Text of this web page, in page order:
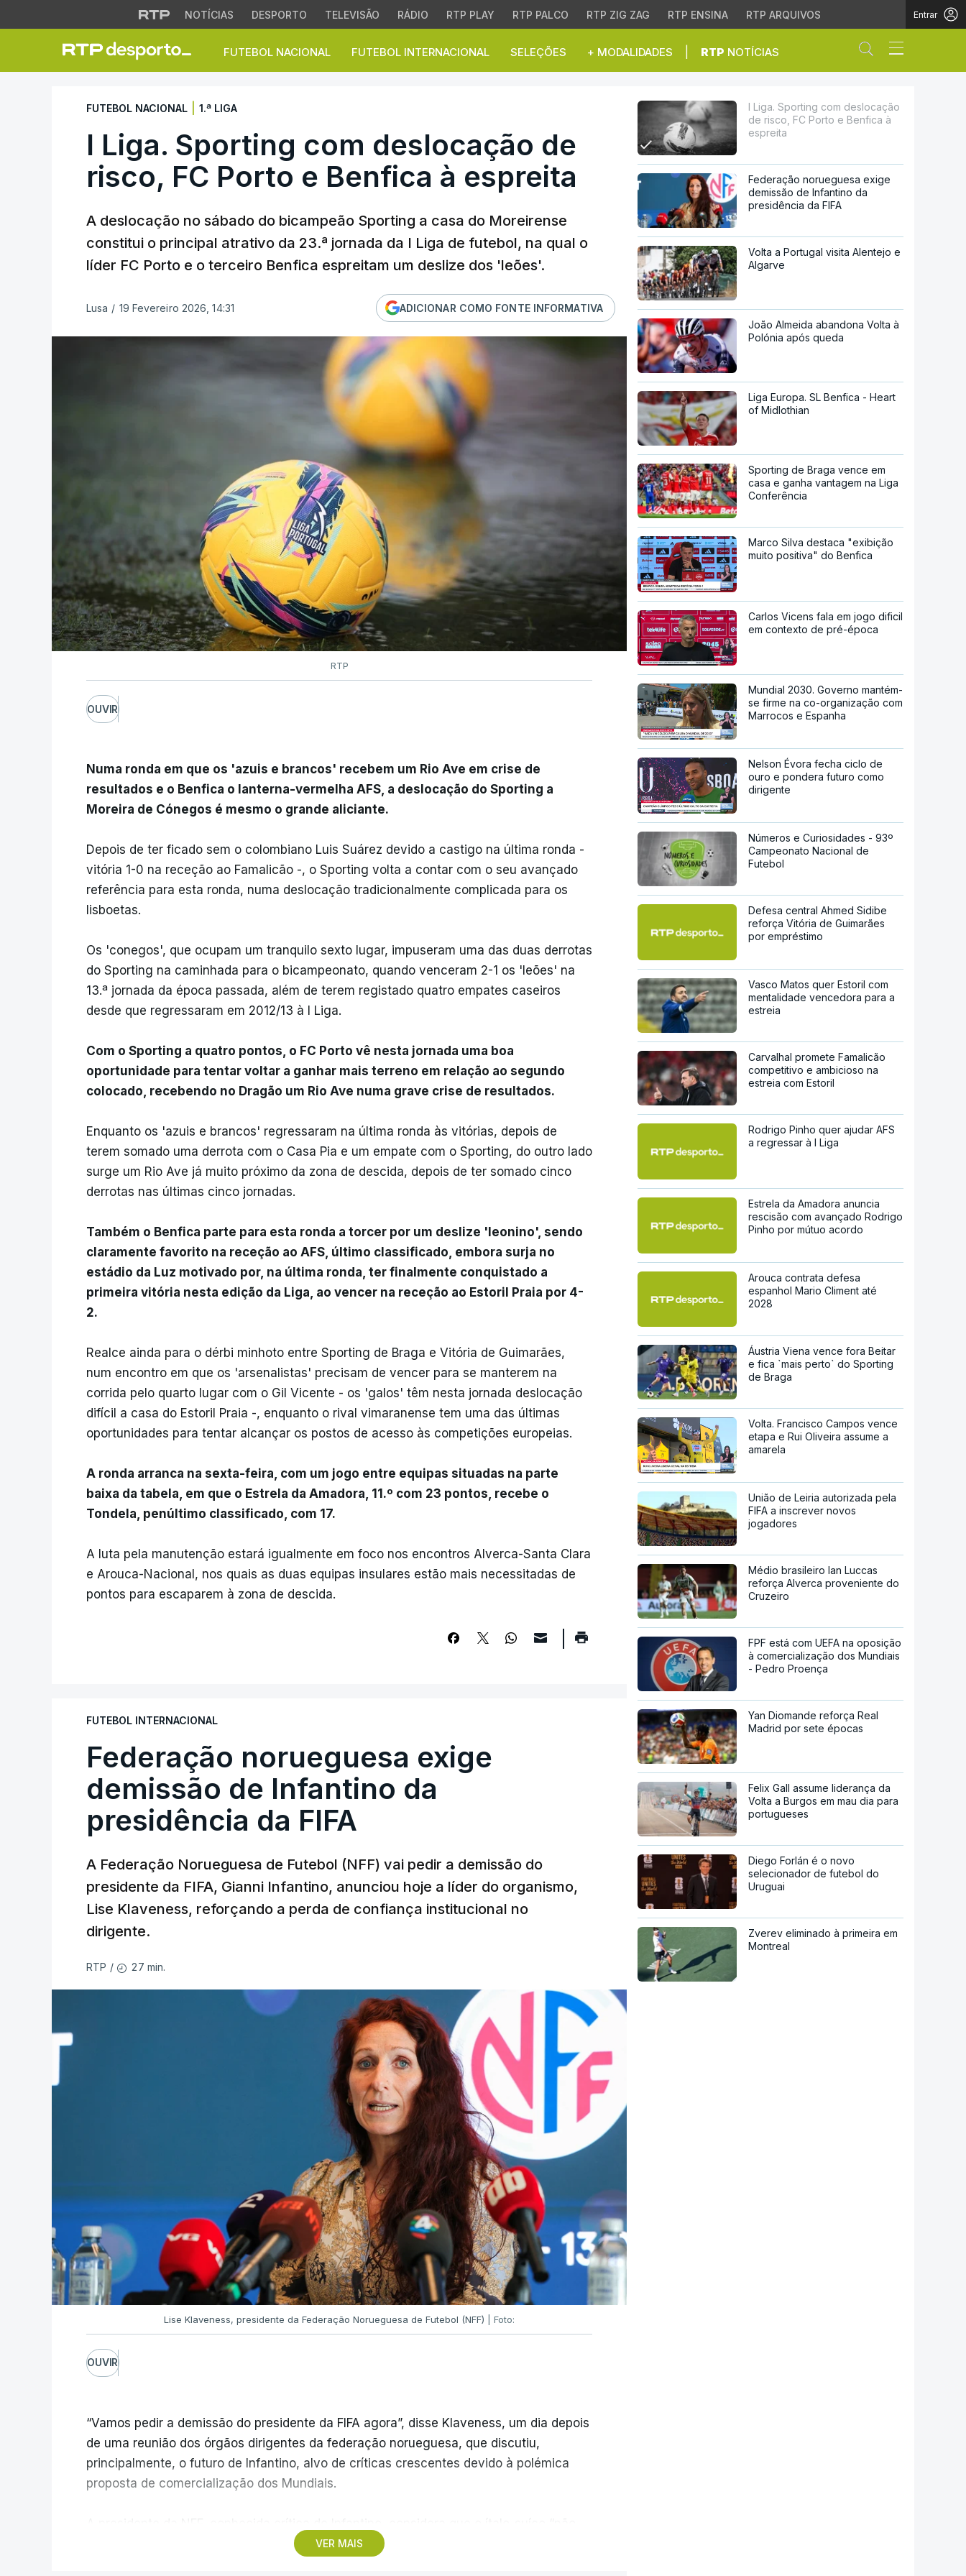
NOTÍCIAS DESPORTO TELEVISÃO RÁDIO RTP PLAY RTP PALCO RTP ZIG ZAG RTP ENSINA RTP ARQUIVOS Entrar
FUTEBOL NACIONAL FUTEBOL INTERNACIONAL SELEÇÕES + MODALIDADES RTP NOTÍCIAS Abrir campo
I Liga. Sporting com deslocação de risco, FC Porto e Benfica à
FUTEBOL NACIONAL 1.ª LIGA
I Liga. Sporting com deslocação de
risco, FC Porto e Benfica à espreita
A deslocação no sábado do bicampeão Sporting a casa do Moreirense
constitui o principal atrativo da 23.ª jornada da I Liga de futebol, na qual o
líder FC Porto e o terceiro Benfica espreitam um deslize dos 'leões'.
Lusa / 19 Fevereiro 2026, 14:31 ADICIONAR COMO FONTE INFORMATIVA
RTP
OUVIR
Numa ronda em que os 'azuis e brancos' recebem um Rio Ave em crise de
resultados e o Benfica o lanterna-vermelha AFS, a deslocação do Sporting a
Moreira de Cónegos é mesmo o grande aliciante.
Depois de ter ficado sem o colombiano Luis Suárez devido a castigo na última ronda -
vitória 1-0 na receção ao Famalicão -, o Sporting volta a contar com o seu avançado
referência para esta ronda, numa deslocação tradicionalmente complicada para os
lisboetas.
Os 'conegos', que ocupam um tranquilo sexto lugar, impuseram uma das duas derrotas
do Sporting na caminhada para o bicampeonato, quando venceram 2-1 os 'leões' na
13.ª jornada da época passada, além de terem registado quatro empates caseiros
desde que regressaram em 2012/13 à I Liga.
Com o Sporting a quatro pontos, o FC Porto vê nesta jornada uma boa
oportunidade para tentar voltar a ganhar mais terreno em relação ao segundo
colocado, recebendo no Dragão um Rio Ave numa grave crise de resultados.
Enquanto os 'azuis e brancos' regressaram na última ronda às vitórias, depois de
terem somado uma derrota com o Casa Pia e um empate com o Sporting, do outro lado
surge um Rio Ave já muito próximo da zona de descida, depois de ter somado cinco
derrotas nas últimas cinco jornadas.
Também o Benfica parte para esta ronda a torcer por um deslize 'leonino', sendo
claramente favorito na receção ao AFS, último classificado, embora surja no
estádio da Luz motivado por, na última ronda, ter finalmente conquistado a
primeira vitória nesta edição da Liga, ao vencer na receção ao Estoril Praia por 4-
2.
Realce ainda para o dérbi minhoto entre Sporting de Braga e Vitória de Guimarães,
num encontro em que os 'arsenalistas' precisam de vencer para se manterem na
corrida pelo quarto lugar com o Gil Vicente - os 'galos' têm nesta jornada deslocação
difícil a casa do Estoril Praia -, enquanto o rival vimaranense tem uma das últimas
oportunidades para tentar alcançar os postos de acesso às competições europeias.
A ronda arranca na sexta-feira, com um jogo entre equipas situadas na parte
baixa da tabela, em que o Estrela da Amadora, 11.º com 23 pontos, recebe o
Tondela, penúltimo classificado, com 17.
A luta pela manutenção estará igualmente em foco nos encontros Alverca-Santa Clara
e Arouca-Nacional, nos quais as duas equipas insulares estão mais necessitadas de
pontos para escaparem à zona de descida.
FUTEBOL INTERNACIONAL
Federação norueguesa exige
demissão de Infantino da
presidência da FIFA
A Federação Norueguesa de Futebol (NFF) vai pedir a demissão do
presidente da FIFA, Gianni Infantino, anunciou hoje a líder do organismo,
Lise Klaveness, reforçando a perda de confiança institucional no
dirigente.
RTP / 27 min.
Lise Klaveness, presidente da Federação Norueguesa de Futebol (NFF) | Foto:
OUVIR
VER MAIS
“Vamos pedir a demissão do presidente da FIFA agora”, disse Klaveness, um dia depois
de uma reunião dos órgãos dirigentes da federação norueguesa, que discutiu,
principalmente, o futuro de Infantino, alvo de críticas crescentes devido à polémica
proposta de comercialização dos Mundiais.
possui a confiança institucional necessária para liderar a FIFA de forma estável no
I Liga. Sporting com deslocação
de risco, FC Porto e Benfica à
espreita
Federação norueguesa exige
demissão de Infantino da
presidência da FIFA
Volta a Portugal visita Alentejo e
Algarve
João Almeida abandona Volta à
Polónia após queda
Liga Europa. SL Benfica - Heart
of Midlothian
Sporting de Braga vence em
casa e ganha vantagem na Liga
Conferência
Marco Silva destaca "exibição
muito positiva" do Benfica
Carlos Vicens fala em jogo dificil
em contexto de pré-época
Mundial 2030. Governo mantém-
se firme na co-organização com
Marrocos e Espanha
Nelson Évora fecha ciclo de
ouro e pondera futuro como
dirigente
Números e Curiosidades - 93º
Campeonato Nacional de
Futebol
Defesa central Ahmed Sidibe
reforça Vitória de Guimarães
por empréstimo
Vasco Matos quer Estoril com
mentalidade vencedora para a
estreia
Carvalhal promete Famalicão
competitivo e ambicioso na
estreia com Estoril
Rodrigo Pinho quer ajudar AFS
a regressar à I Liga
Estrela da Amadora anuncia
rescisão com avançado Rodrigo
Pinho por mútuo acordo
Arouca contrata defesa
espanhol Mario Climent até
2028
Áustria Viena vence fora Beitar
e fica `mais perto` do Sporting
de Braga
Volta. Francisco Campos vence
etapa e Rui Oliveira assume a
amarela
União de Leiria autorizada pela
FIFA a inscrever novos
jogadores
Médio brasileiro Ian Luccas
reforça Alverca proveniente do
Cruzeiro
FPF está com UEFA na oposição
à comercialização dos Mundiais
- Pedro Proença
Yan Diomande reforça Real
Madrid por sete épocas
Felix Gall assume liderança da
Volta a Burgos em mau dia para
portugueses
Diego Forlán é o novo
selecionador de futebol do
Uruguai
Zverev eliminado à primeira em
Montreal